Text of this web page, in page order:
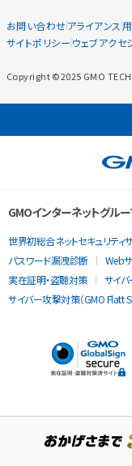
お問い合わせアライアンス
サイトポリシー ウェブアクセ
Copyright ©2025 GMO
GMOインターネットグル
世界初総合ネットセキュリティ
パスワード漏洩診断
Web
実在証明・盗聴対策
サイバ
サイバー攻撃対策（GMO Flatt
当ウェブサイトでは